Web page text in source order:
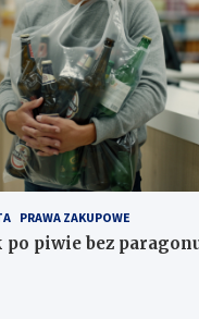
PRAWA ZAKUPOWE
piwie bez